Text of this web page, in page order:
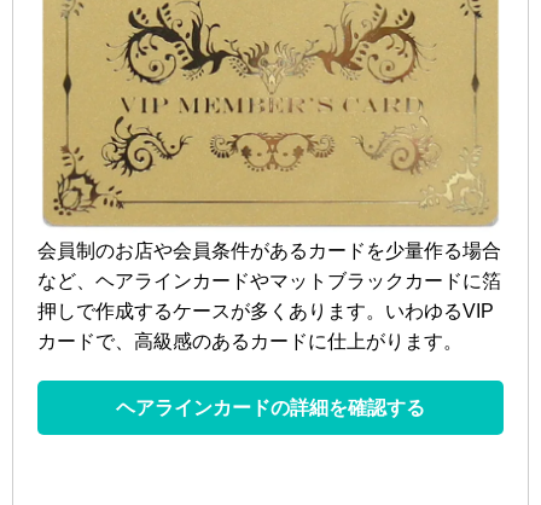
会員制のお店や会員条件があるカードを少量作る場合
など、ヘアラインカードやマットブラックカードに箔
押しで作成するケースが多くあります。いわゆるVIP
カードで、高級感のあるカードに仕上がります。
ヘアラインカードの詳細を確認する